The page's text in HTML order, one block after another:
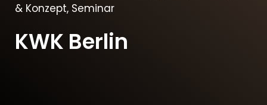
& Konzept, Seminar
KWK Berlin